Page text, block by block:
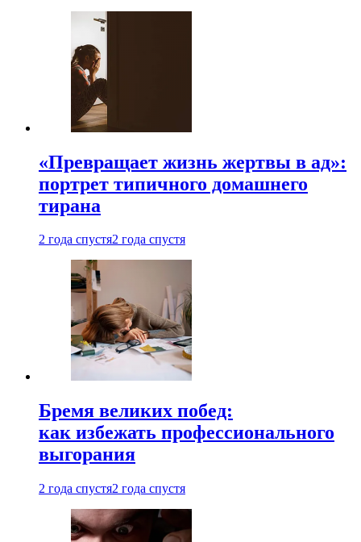
«Превращает жизнь жертвы в ад»:
портрет типичного домашнего
тирана
2 года спустя2 года спустя
Бремя великих побед:
как избежать профессионального
выгорания
2 года спустя2 года спустя